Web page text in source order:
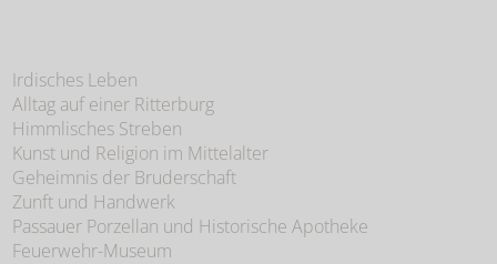
Irdisches Leben
Alltag auf einer Ritterburg
Himmlisches Streben
Kunst und Religion im Mittelalter
Geheimnis der Bruderschaft
Zunft und Handwerk
Passauer Porzellan und Historische Apotheke
Feuerwehr-Museum